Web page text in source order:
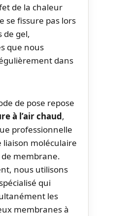
de la chaleur
se fissure pas lors
de gel,
que nous
dans
de pose repose
à l’air chaud,
professionnelle
liaison moléculaire
membrane.
nous utilisons
qui
les
membranes à